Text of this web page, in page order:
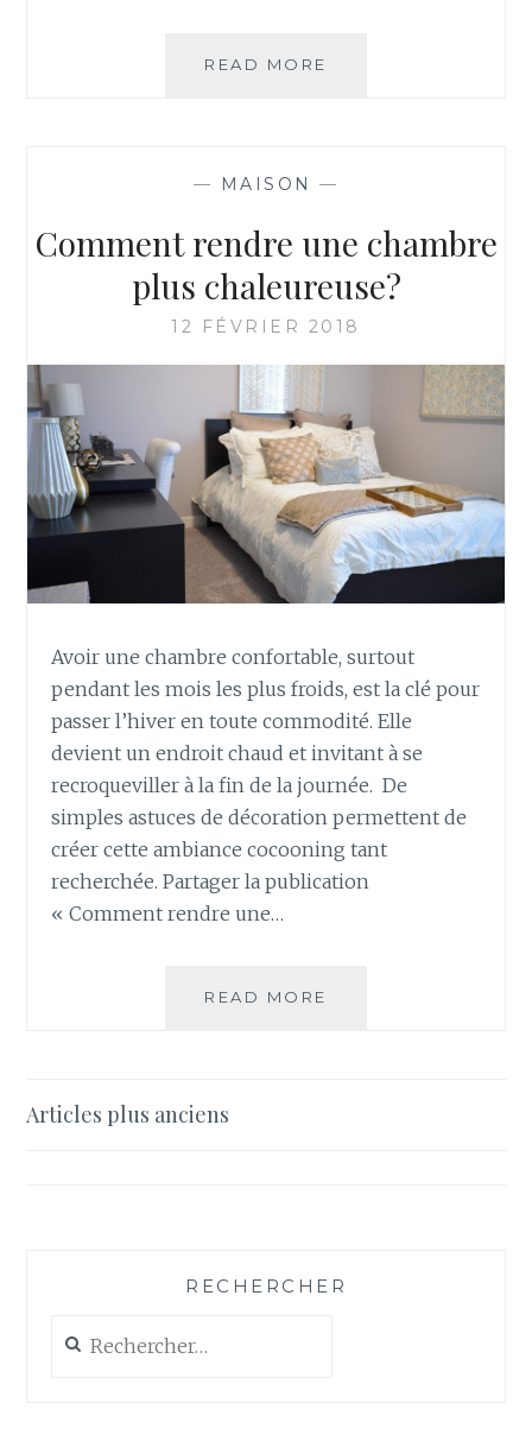
READ MORE
?
— MAISON —
Comment rendre une chambre
plus chaleureuse?
12 FÉVRIER 2018
Avoir une chambre confortable, surtout
pendant les mois les plus froids, est la clé pour
passer l’hiver en toute commodité. Elle
devient un endroit chaud et invitant à se
recroqueviller à la fin de la journée. De
simples astuces de décoration permettent de
créer cette ambiance cocooning tant
recherchée. Partager la publication
« Comment rendre une…
READ MORE
Navigation
Articles plus anciens
RECHERCHER